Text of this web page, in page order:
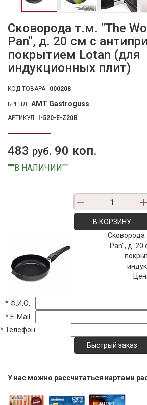
Сковорода т.м. "The
Pan", д. 20 см с
покрытием Lotan (для
индукционных плит)
КОД ТОВАРА: 000208
БРЕНД: AMT Gastroguss
АРТИКУЛ: I-520-E-Z20B
483 руб. 90 коп.
"""В НАЛИЧИИ"""
В КОРЗИНУ
Сковорода
Pan", д.
*Ф.И.О.
* E-Mail
*Телефон
У нас можно рассчитаться картами